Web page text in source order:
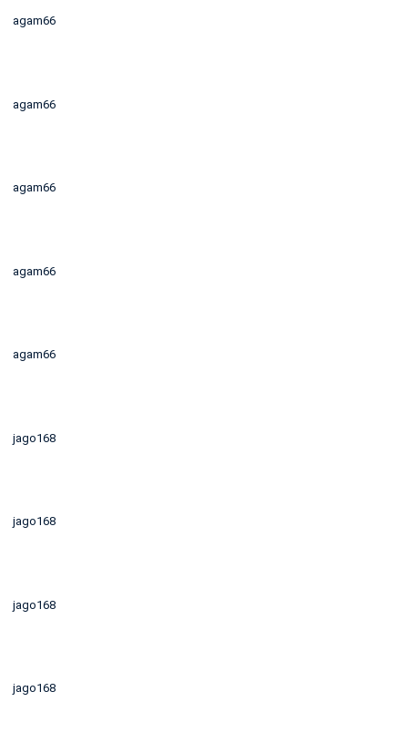
agam66
agam66
agam66
agam66
agam66
jago168
jago168
jago168
jago168